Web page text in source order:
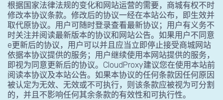
根据国家法律法规的变化和网站运营的需要，商城有权不时
修改本协议条款。修改后的协议一经在本站公布，即生效并
取代原协议。用户可随时登录查看最新协议；用户有义务不
时关注并阅读最新版本的协议和网站公告。如果用户不同意
e更新后的协议，用户可以并且应当立即停止接受商城网站
依据本协议提供的服务；用户继续使用本网站提供的服务，
即视为同意更新后的协议。CloudProxy建议您在使用本站前
阅读本协议及本站公告。如果本协议的任何条款因任何原因
被认定为无效、无效或不可执行，则该条款应被视为可分割
的，并且不影响任何其余条款的有效性和可执行性。